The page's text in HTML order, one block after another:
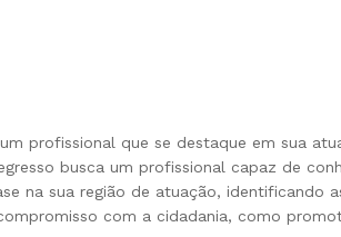
profissional que se destaque em sua
busca um profissional capaz de
na sua região de atuação, identificando
com a cidadania, como